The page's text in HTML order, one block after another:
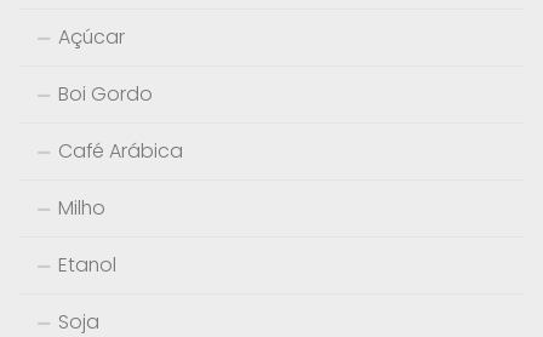
Açúcar
Boi Gordo
Café Arábica
Milho
Etanol
Soja